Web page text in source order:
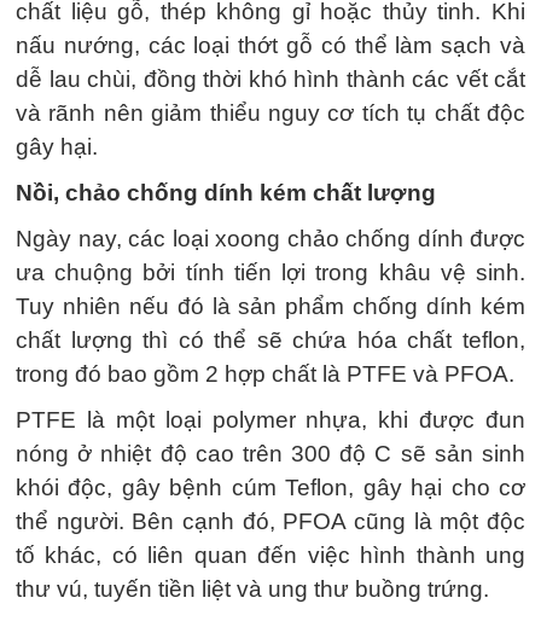
chất liệu gỗ, thép không gỉ hoặc thủy tinh. Khi
nấu nướng, các loại thớt gỗ có thể làm sạch và
dễ lau chùi, đồng thời khó hình thành các vết cắt
và rãnh nên giảm thiểu nguy cơ tích tụ chất độc
gây hại.
Nồi, chảo chống dính kém chất lượng
Ngày nay, các loại xoong chảo chống dính được
ưa chuộng bởi tính tiến lợi trong khâu vệ sinh.
Tuy nhiên nếu đó là sản phẩm chống dính kém
chất lượng thì có thể sẽ chứa hóa chất teflon,
trong đó bao gồm 2 hợp chất là PTFE và PFOA.
PTFE là một loại polymer nhựa, khi được đun
nóng ở nhiệt độ cao trên 300 độ C sẽ sản sinh
khói độc, gây bệnh cúm Teflon, gây hại cho cơ
thể người. Bên cạnh đó, PFOA cũng là một độc
tố khác, có liên quan đến việc hình thành ung
thư vú, tuyến tiền liệt và ung thư buồng trứng.